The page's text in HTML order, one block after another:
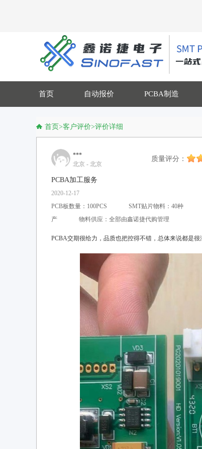
首页 自动报价 PCBA制造
首页>客户评价>评价详细
***
北京 - 北京
质量评分：
PCBA加工服务
2020-12-17
PCB板数量：100PCS SMT贴片物料：40种
产
物料供应：全部由鑫诺捷代购管理
PCBA交期很给力，品质也把控得不错，总体来说都是很